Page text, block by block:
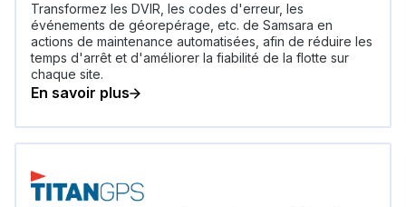
Transformez les DVIR, les codes d'erreur, les
événements de géorepérage, etc. de Samsara en
actions de maintenance automatisées, afin de réduire les
temps d'arrêt et d'améliorer la fiabilité de la flotte sur
chaque site.
En savoir plus